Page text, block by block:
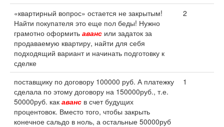
«квартирный вопрос» остается не закрытым!
Найти покупателя это еще пол беды! Нужно
грамотно оформить аванс или задаток за
продаваемую квартиру, найти для себя
подходящий вариант и начинать подготовку к
сделке
2
поставщику по договору 100000 руб. А платежку
сделала по этому договору на 150000руб., т.е.
50000руб. как аванс в счет будущих
процентовок. Вместо того, чтобы закрыть
конечное сальдо в ноль, а остальные 50000руб
1